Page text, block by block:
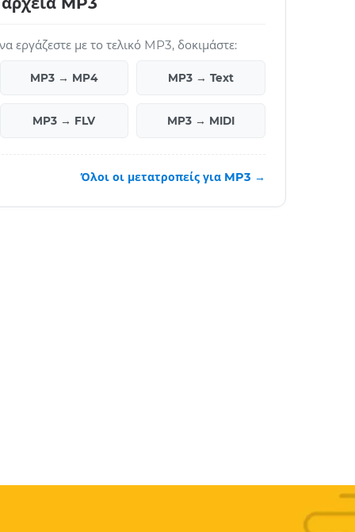
εργάζεστε με το τελικό MP3, δοκιμάστε:
MP3 → MP4 MP3 → Text
MP3 → FLV MP3 → MIDI
Όλοι οι μετατροπείς για MP3 →